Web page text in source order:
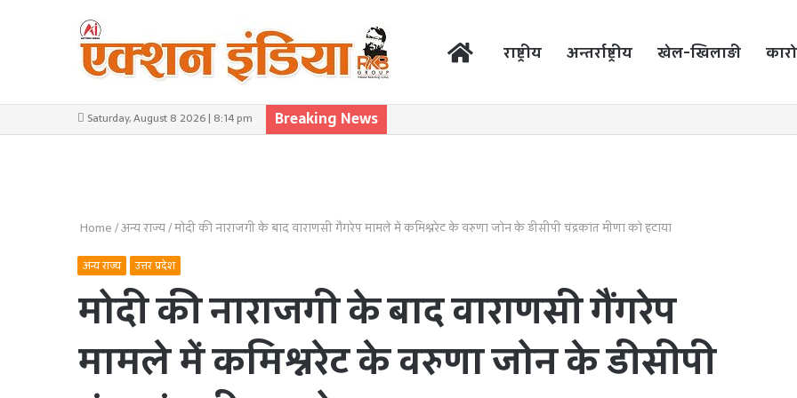
राष्ट्रीय अन्तर्राष्ट्रीय खेल-खिलाड़ी
Saturday, August 8 2026 | 8:14 pm Breaking News
Home/अन्य राज्य/मोदी की नाराजगी के बाद वाराणसी गैंगरेप मामले में कमिश्नरेट के वरुणा जोन के डीसीपी चंद्रकांत मीणा को हटाया
अन्य राज्य उत्तर प्रदेश
मोदी की नाराजगी के बाद वाराणसी गैंगरेप
मामले में कमिश्नरेट के वरुणा जोन के डीसीपी